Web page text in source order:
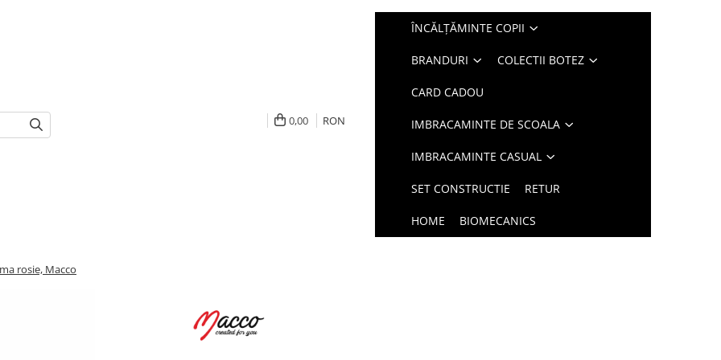
0,00 RON
ÎNCĂLȚĂMINTE COPII
BRANDURI COLECTII BOTEZ
CARD CADOU
IMBRACAMINTE DE SCOALA
IMBRACAMINTE CASUAL
SET CONSTRUCTIE RETUR
HOME BIOMECANICS
rosie, Macco